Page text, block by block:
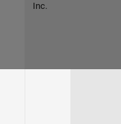
Inc.